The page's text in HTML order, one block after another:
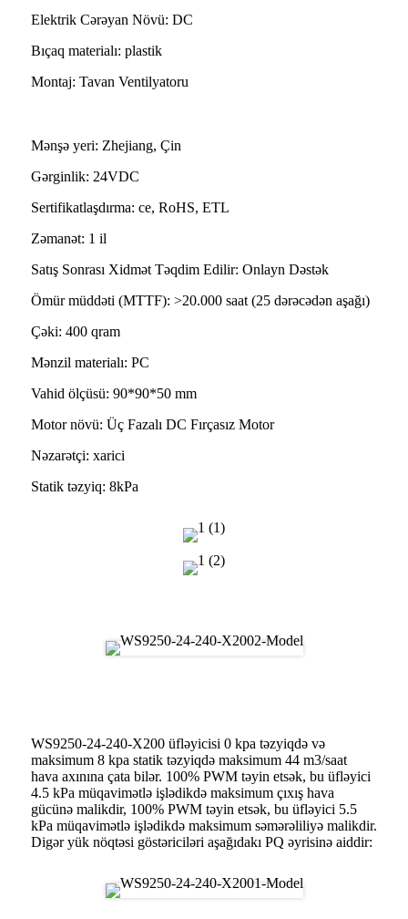
Elektrik Cərəyan Növü: DC
Bıçaq materialı: plastik
Montaj: Tavan Ventilyatoru
Mənşə yeri: Zhejiang, Çin
Gərginlik: 24VDC
Sertifikatlaşdırma: ce, RoHS, ETL
Zəmanət: 1 il
Satış Sonrası Xidmət Təqdim Edilir: Onlayn Dəstək
Ömür müddəti (MTTF): >20.000 saat (25 dərəcədən aşağı)
Çəki: 400 qram
Mənzil materialı: PC
Vahid ölçüsü: 90*90*50 mm
Motor növü: Üç Fazalı DC Fırçasız Motor
Nəzarətçi: xarici
Statik təzyiq: 8kPa
WS9250-24-240-X200 üfləyicisi 0 kpa təzyiqdə və
maksimum 8 kpa statik təzyiqdə maksimum 44 m3/saat
hava axınına çata bilər. 100% PWM təyin etsək, bu üfləyici
4.5 kPa müqavimətlə işlədikdə maksimum çıxış hava
gücünə malikdir, 100% PWM təyin etsək, bu üfləyici 5.5
kPa müqavimətlə işlədikdə maksimum səmərəliliyə malikdir.
Digər yük nöqtəsi göstəriciləri aşağıdakı PQ əyrisinə aiddir: